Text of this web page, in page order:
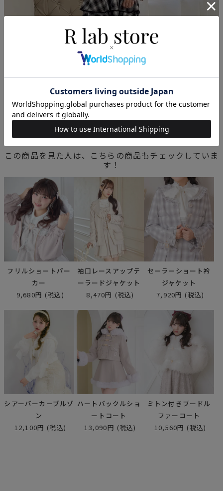
この商品を見た人は、こちらの商品もチェックしていま
す！
フリルショートパー
カー
9,680円 (税込)
袖口レースアップテ
ーラードジャケット
8,470円 (税込)
セーラーショート衿
ジャケット
7,920円 (税込)
シアーパーカーブルゾ
ン
12,100円 (税込)
ハートバックルショ
ートコート
13,090円 (税込)
ミトン付きプードル
ファーコート
10,560円 (税込)